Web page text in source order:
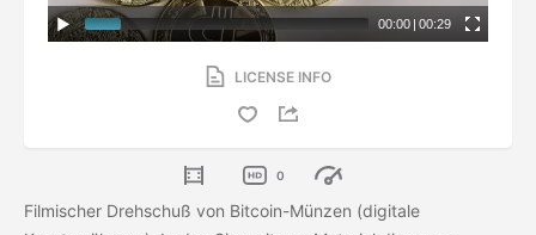
00:00 | 00:29
LICENSE INFO
0
Filmischer Drehschuß von Bitcoin-Münzen (digitale